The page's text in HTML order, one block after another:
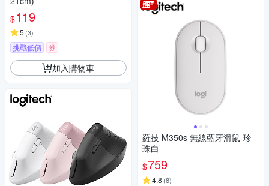
$119
5 (3)
挑戰低價 券
加入購物車
羅技 M350s 無線藍牙滑鼠-珍
珠白
$759
4.8 (8)